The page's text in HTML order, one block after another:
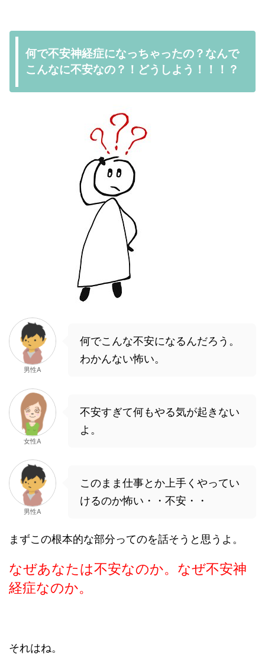
何で不安神経症になっちゃったの？なんで
こんなに不安なの？！どうしよう！！！？
男性A
何でこんな不安になるんだろう。
わかんない怖い。
女性A
不安すぎて何もやる気が起きない
よ。
男性A
このまま仕事とか上手くやってい
けるのか怖い・・不安・・
まずこの根本的な部分ってのを話そうと思うよ。
なぜあなたは不安なのか。なぜ不安神
経症なのか。
それはね。